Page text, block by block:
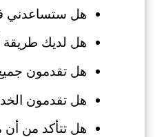
هل ستساعدني
هل لديك طريقة
هل تقدمون جميع
هل تقدمون الخدمات وتردون
هل تتأكد من